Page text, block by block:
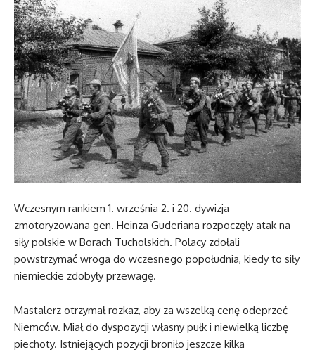
Wczesnym rankiem 1. września 2. i 20. dywizja
zmotoryzowana gen. Heinza Guderiana rozpoczęły atak na
siły polskie w Borach Tucholskich. Polacy zdołali
powstrzymać wroga do wczesnego popołudnia, kiedy to siły
niemieckie zdobyły przewagę.
Mastalerz otrzymał rozkaz, aby za wszelką cenę odeprzeć
Niemców. Miał do dyspozycji własny pułk i niewielką liczbę
piechoty. Istniejących pozycji broniło jeszcze kilka